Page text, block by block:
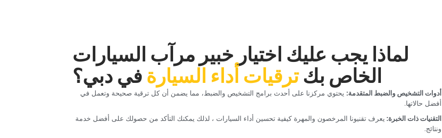
‏لماذا يجب عليك اختيار خبير مرآب السيارات
الخاص بك‏‏ترقيات أداء السيارة‏ ‏في دبي؟‏
‏أدوات التشخيص والضبط المتقدمة:‏ ‏ يحتوي مركزنا على أحدث برامج التشخيص والضبط، مما يضمن أن كل ترقية صحيحة وتعمل في
أفضل حالاتها.‏
‏التقنيات ذات الخبرة: ‏ ‏يعرف تقنيونا المرخصون والمهرة كيفية تحسين أداء السيارات ، لذلك يمكنك التأكد من حصولك على أفضل خدمة
ونتائج.‏